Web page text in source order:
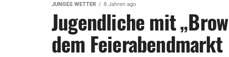
JUNGES WETTER 8 Jahren ago
Jugendliche mit
dem Feierabendmarkt